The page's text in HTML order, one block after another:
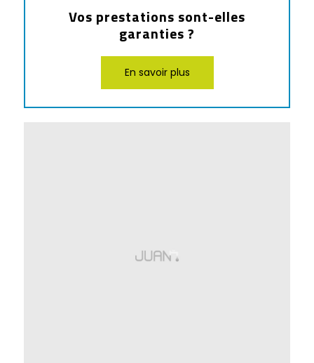
Vos prestations sont-elles
garanties ?
En savoir plus